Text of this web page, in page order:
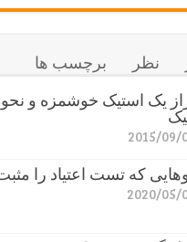
نظر
برچسب ها
راز یک استیک خوشمزه و
2015/09/
که تست اعتیاد را
2020/05/